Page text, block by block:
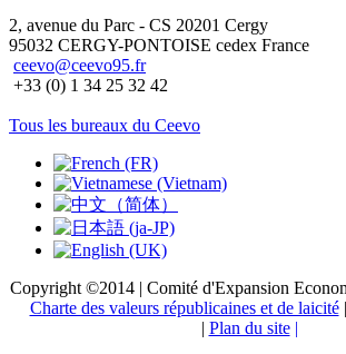
2, avenue du Parc - CS 20201 Cergy
95032 CERGY-PONTOISE cedex France
ceevo@ceevo95.fr
+33 (0) 1 34 25 32 42
Tous les bureaux du Ceevo
Copyright ©2014 | Comité d'Expansion
Charte des valeurs républicaines et de laicité|
| Plan du site |